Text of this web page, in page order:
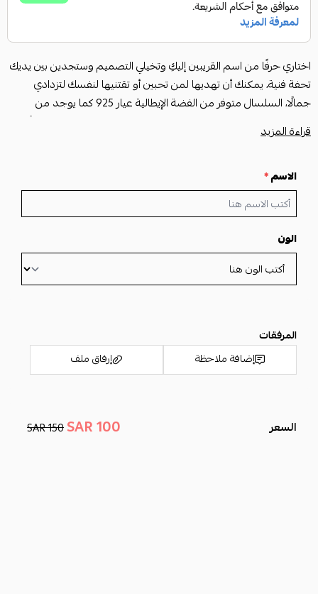
اختاري حرفًا من اسم القريبين إليكِ وتخيلي التصميم وستجدين بين يديك
تحفة فنية، يمكنك أن تهديها لمن تحبين أو تقتنيها لنفسك لتزدادي
جمالًا، السلسال متوفر من الفضة الإيطالية عيار 925 كما يوجد من
الفضة بطلاء الذهب، ولعشاق النحاس الراقي يتوفر لدينا بطلاء ذهبي أو
فضي.
المواصفات
• متوفر فضه ايطالي عيار 925
• متوفر فضه ايطالي عيار 925 مع طلاء الذهب
• متوفر نحاس مطلي ذهب
• متوفر نحاس مطلي فضه
• تفصيل الاحرف حسب الطلب
قراءة المزيد
الاسم*
الون
المرفقات
إضافة ملاحظة
إرفاق ملف
اسحب و افلت الملف هنا
السعر 100 SAR
150 SAR